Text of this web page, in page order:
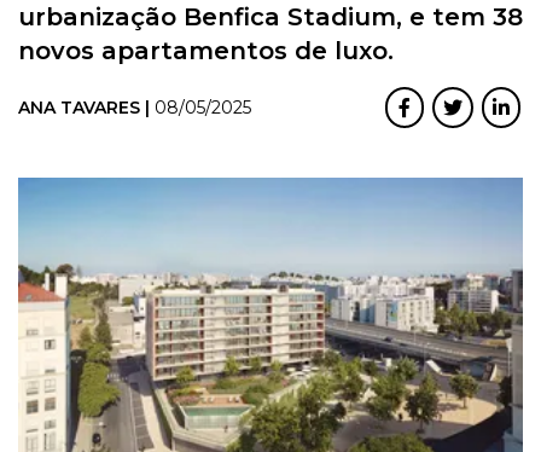
urbanização Benfica Stadium, e tem 38
novos apartamentos de luxo.
ANA TAVARES | 08/05/2025